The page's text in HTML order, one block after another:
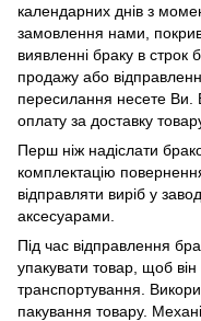
календарних днів з
замовлення нами,
виявленні браку в строк
продажу або
пересилання несете Ви.
оплату за доставку
Перш ніж надіслати
комплектацію
відправляти виріб у
аксесуарами.
Під час відправлення
упакувати товар, щоб
транспортування.
пакування товару.